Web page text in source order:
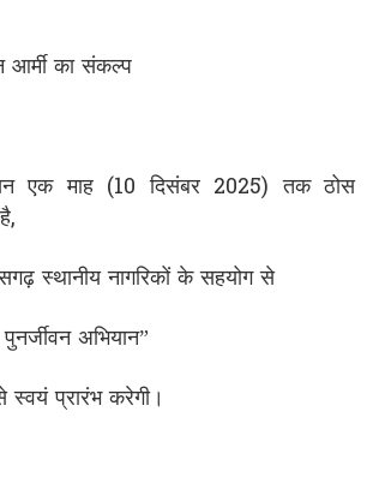
आर्मी का संकल्प
एक माह (10 दिसंबर 2025) तक ठोस
स्थानीय नागरिकों के सहयोग से
अभियान”
प्रारंभ करेगी।